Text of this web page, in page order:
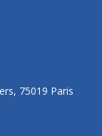
75019 Paris